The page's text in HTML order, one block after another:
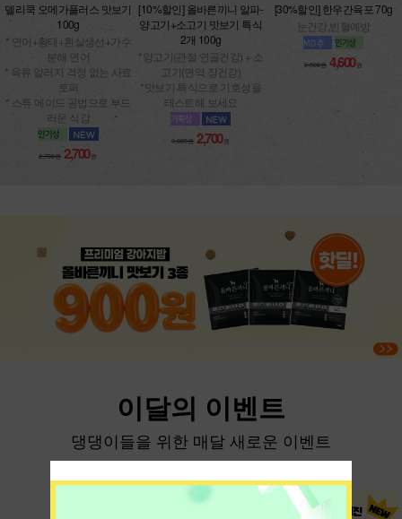
델리쿡 오메가플러스 맛보기
100g
* 연어+황태+흰살생선+가수
분해 연어
* 육류 알러지 걱정 없는 사료
토퍼
* 스튜 메이드 공법으로 부드
러운 식감
2,700원 2,700 원
[10%할인] 올바른끼니 알파-
양고기+소고기 맛보기 특식
2개 100g
*양고기(관절·연골건강) + 소
고기(면역·장건강)
*맛보기 특식으로 기호성을
테스트해 보세요
3,000원 2,700 원
[30%할인] 한우간육포 70g
눈건강,빈혈예방
6,500원 4,600 원
이달의 이벤트
댕댕이들을 위한 매달 새로운 이벤트
더보기